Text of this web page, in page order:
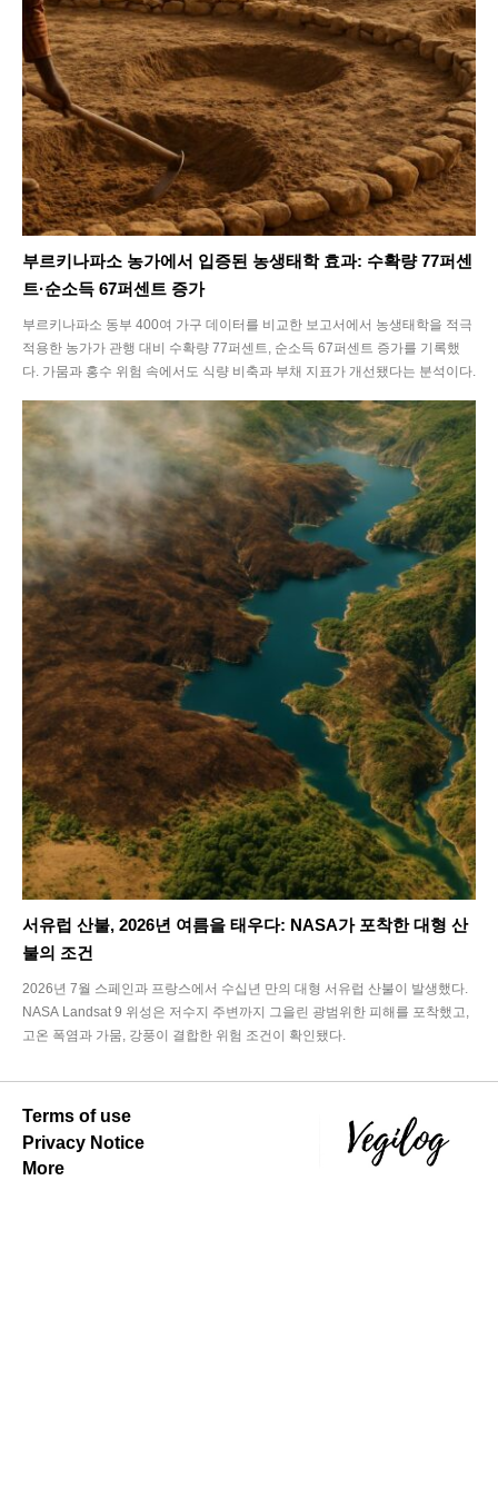
부르키나파소 농가에서 입증된 농생태학 효과: 수확량 77퍼센
트·순소득 67퍼센트 증가
부르키나파소 동부 400여 가구 데이터를 비교한 보고서에서 농생태학을 적극
적용한 농가가 관행 대비 수확량 77퍼센트, 순소득 67퍼센트 증가를 기록했
다. 가뭄과 홍수 위험 속에서도 식량 비축과 부채 지표가 개선됐다는 분석이다.
서유럽 산불, 2026년 여름을 태우다: NASA가 포착한 대형 산
불의 조건
2026년 7월 스페인과 프랑스에서 수십년 만의 대형 서유럽 산불이 발생했다.
NASA Landsat 9 위성은 저수지 주변까지 그을린 광범위한 피해를 포착했고,
고온 폭염과 가뭄, 강풍이 결합한 위험 조건이 확인됐다.
Terms of use
Privacy Notice
More